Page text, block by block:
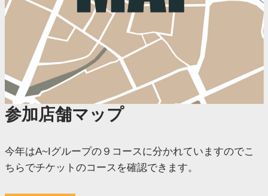
参加店舗マップ
今年はA~Iグループの９コースに分かれていますのでこ
ちらでチケットのコースを確認できます。